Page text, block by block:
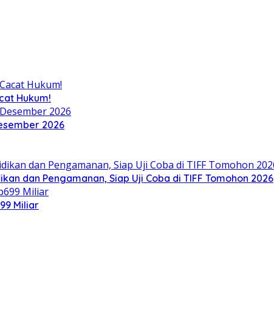
Hukum!
2026
dan Pengamanan, Siap Uji Coba di TIFF Tomohon 2026
Miliar